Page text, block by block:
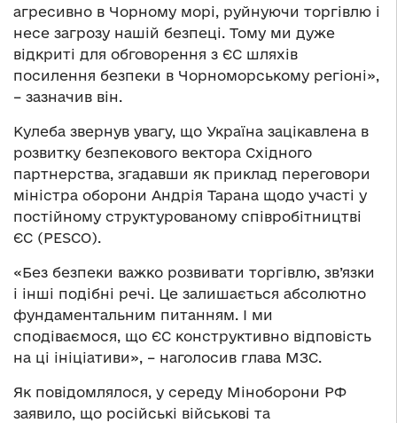
агресивно в Чорному морі, руйнуючи торгівлю і
несе загрозу нашій безпеці. Тому ми дуже
відкриті для обговорення з ЄС шляхів
посилення безпеки в Чорноморському регіоні»,
– зазначив він.
Кулеба звернув увагу, що Україна зацікавлена в
розвитку безпекового вектора Східного
партнерства, згадавши як приклад переговори
міністра оборони Андрія Тарана щодо участі у
постійному структурованому співробітництві
ЄС (PESCO).
«Без безпеки важко розвивати торгівлю, зв’язки
і інші подібні речі. Це залишається абсолютно
фундаментальним питанням. І ми
сподіваємося, що ЄС конструктивно відповість
на ці ініціативи», – наголосив глава МЗС.
Як повідомлялося, у середу Міноборони РФ
заявило, що російські військові та